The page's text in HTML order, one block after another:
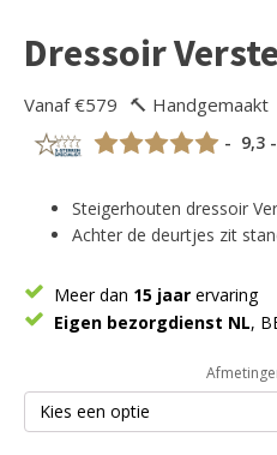
Dressoir
Vanaf €579 🔨 Handgemaakt
- 9,3
Steigerhouten dressoir
Achter de deurtjes zit
Meer dan 15 jaar ervaring
Eigen bezorgdienst NL,